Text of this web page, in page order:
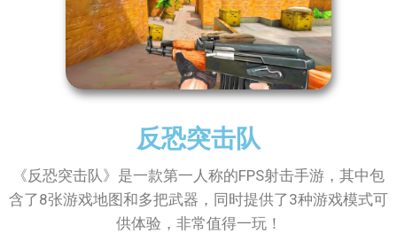
反恐突击队
《反恐突击队》是一款第一人称的FPS射击手游，其中包
含了8张游戏地图和多把武器，同时提供了3种游戏模式可
供体验，非常值得一玩！